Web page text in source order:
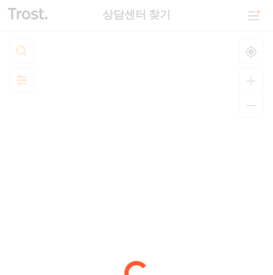
상담센터 찾기